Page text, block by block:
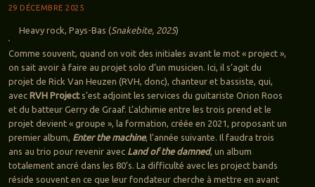
29 DÉCEMBRE 2025
Heavy rock, Pays-Bas (Snakebite, 2025)
Comme souvent, quand on voit des initiales avant le mot « project »,
on sait avoir à faire au projet solo d’un musicien. Ici, il s’agit du
projet de Rick Van Heuzen (RVH, donc), chanteur et bassiste, qui,
avec RVH Projects’est adjoint les services du guitariste Orion Roos
et du batteur Gerry de Graaf. L’alchimie entre les trois prend et le
projet devient « groupe », la formation, créée en 2021, proposant un
premier album, Enter the machine, l’année suivante. Il faudra trois
ans au trio pour revenir avec Land of the damned, un album
totalement ancré dans les 80’s. La difficulté avec les project bands
réside souvent en ce que leur fondateur cherche à mettre en avant